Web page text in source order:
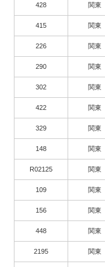
428 関東
415 関東
226 関東
290 関東
302 関東
422 関東
329 関東
148 関東
R02125 関東
109 関東
156 関東
448 関東
2195 関東